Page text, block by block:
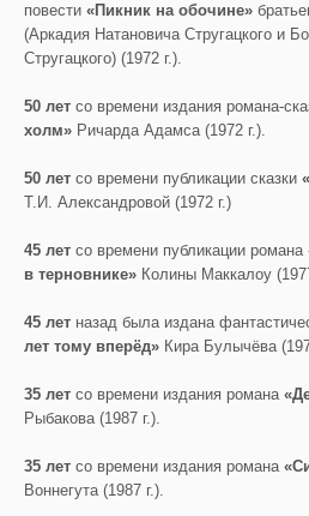
повести «Пикник на обочине»
(Аркадия Натановича Стругацкого и
Стругацкого) (1972 г.).
50 лет со времени издания романа-
холм» Ричарда Адамса (1972 г.).
50 лет со времени публикации сказки
Т.И. Александровой (1972 г.)
45 лет со времени публикации романа
в терновнике» Колины Маккалоу
45 лет назад была издана
лет тому вперёд» Кира Булычёва
35 лет со времени издания романа
Рыбакова (1987 г.).
35 лет со времени издания романа
Воннегута (1987 г.).